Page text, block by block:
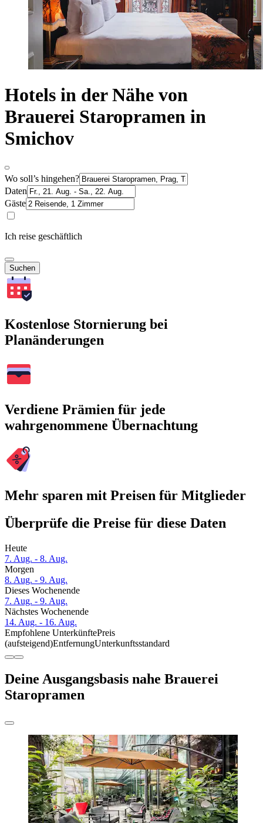
Hotels in der Nähe von
Brauerei Staropramen in
Smichov
Wo soll’s hingehen?
Daten
Gäste
Ich reise geschäftlich
Suchen
Kostenlose Stornierung bei
Planänderungen
Verdiene Prämien für jede
wahrgenommene Übernachtung
Mehr sparen mit Preisen für Mitglieder
Überprüfe die Preise für diese Daten
Heute
7. Aug. - 8. Aug.
Morgen
8. Aug. - 9. Aug.
Dieses Wochenende
7. Aug. - 9. Aug.
Nächstes Wochenende
14. Aug. - 16. Aug.
Empfohlene UnterkünftePreis
(aufsteigend)EntfernungUnterkunftsstandard
Deine Ausgangsbasis nahe Brauerei
Staropramen